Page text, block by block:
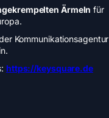
Ärmeln für
Kommunikationsagentur
https://keysquare.de